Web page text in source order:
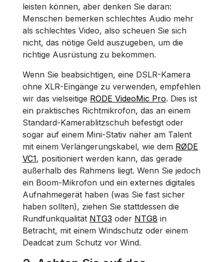
leisten können, aber denken Sie daran:
Menschen bemerken schlechtes Audio mehr
als schlechtes Video, also scheuen Sie sich
nicht, das nötige Geld auszugeben, um die
richtige Ausrüstung zu bekommen.
Wenn Sie beabsichtigen, eine DSLR-Kamera
ohne XLR-Eingänge zu verwenden, empfehlen
wir das vielseitige RODE VideoMic Pro. Dies ist
ein praktisches Richtmikrofon, das an einem
Standard-Kamerablitzschuh befestigt oder
sogar auf einem Mini-Stativ näher am Talent
mit einem Verlängerungskabel, wie dem RØDE
VC1, positioniert werden kann, das gerade
außerhalb des Rahmens liegt. Wenn Sie jedoch
ein Boom-Mikrofon und ein externes digitales
Aufnahmegerät haben (was Sie fast sicher
haben sollten), ziehen Sie stattdessen die
Rundfunkqualität NTG3 oder NTG8 in
Betracht, mit einem Windschutz oder einem
Deadcat zum Schutz vor Wind.